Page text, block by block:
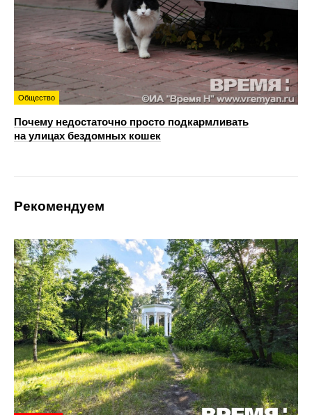
Общество
Почему недостаточно просто подкармливать
на улицах бездомных кошек
Рекомендуем